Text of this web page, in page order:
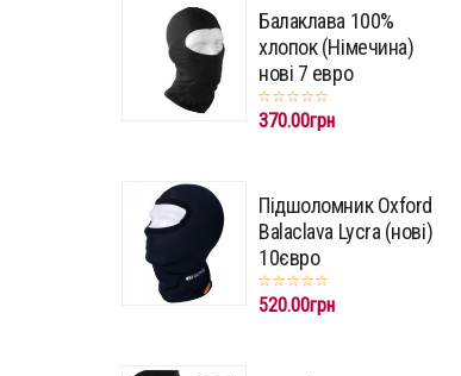
Балаклава 100%
хлопок (Німечина)
нові 7 евро
370.00грн
Підшоломник Oxford
Balaclava Lycra (нові)
10євро
520.00грн